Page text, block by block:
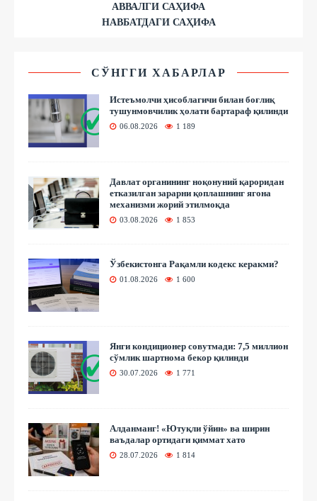
АВВАЛГИ САҲИФА
НАВБАТДАГИ САҲИФА
СЎНГГИ ХАБАРЛАР
Истеъмолчи ҳисоблагичи билан боғлиқ
тушунмовчилик ҳолати бартараф қилинди
06.08.2026 1 189
Давлат органининг ноқонуний қароридан
етказилган зарарни қоплашнинг ягона
механизми жорий этилмоқда
03.08.2026 1 853
Ўзбекистонга Рақамли кодекс керакми?
01.08.2026 1 600
Янги кондиционер совутмади: 7,5 миллион
сўмлик шартнома бекор қилинди
30.07.2026 1 771
Алданманг! «Ютуқли ўйин» ва ширин
ваъдалар ортидаги қиммат хато
28.07.2026 1 814